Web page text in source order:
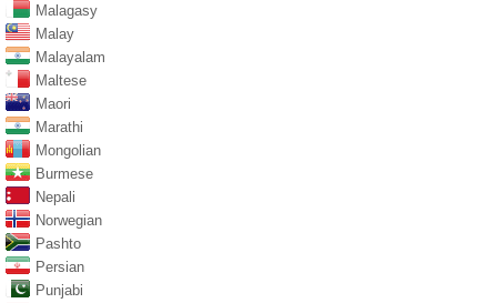
Malagasy
Malay
Malayalam
Maltese
Maori
Marathi
Mongolian
Burmese
Nepali
Norwegian
Pashto
Persian
Punjabi